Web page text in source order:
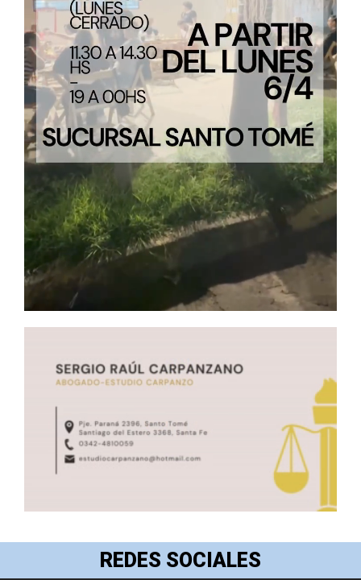
REDES SOCIALES